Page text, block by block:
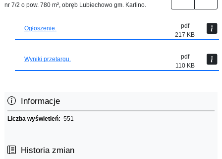
nr 7/2 o pow. 780 m², obręb Lubiechowo gm. Karlino.
Ogłoszenie.
pdf
217 KB
Wyniki przetargu.
pdf
110 KB
Informacje
Liczba wyświetleń: 551
Historia zmian